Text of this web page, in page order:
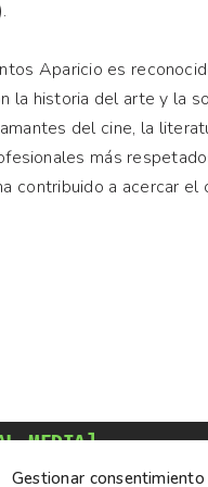
Gestionar consentimiento
Aparicio es
la historia del arte y la
del cine, la
más
contribuido a acercar el
MEDIA]